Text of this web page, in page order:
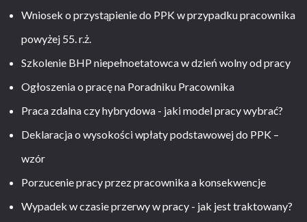
Wniosek o przystąpienie do PPK w przypadku pracownika
powyżej 55. r.ż.
Szkolenie BHP niepełnoetatowca w dzień wolny od pracy
Ogłoszenia o pracę na Poradniku Pracownika
Praca zdalna czy hybrydowa - jaki model pracy wybrać?
Deklaracja o wysokości wpłaty podstawowej do PPK –
wzór
Porzucenie pracy przez pracownika a konsekwencje
Wypadek w czasie przerwy w pracy - jak jest traktowany?